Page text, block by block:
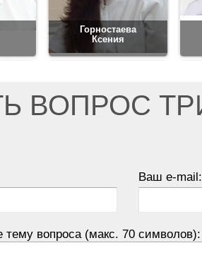
Горностаева
Ксения
ВОПРОС
Ваш e-mail:
тему вопроса (макс. 70 символов):